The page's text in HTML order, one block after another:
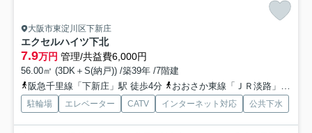
大阪市東淀川区下新庄
エクセルハイツ下北
7.9万円 管理/共益費6,000円
56.00㎡ (3DK＋S(納戸)) /築39年 /7階建
阪急千里線「下新庄」駅 徒歩4分
おおさか東線「ＪＲ淡路」駅 徒歩7分
駐輪場 エレベーター CATV インターネット対応 公共下水